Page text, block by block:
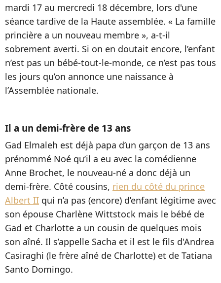
mardi 17 au mercredi 18 décembre, lors d'une
séance tardive de la Haute assemblée. « La famille
princière a un nouveau membre », a-t-il
sobrement averti. Si on en doutait encore, l’enfant
n’est pas un bébé-tout-le-monde, ce n’est pas tous
les jours qu’on annonce une naissance à
l’Assemblée nationale.
Il a un demi-frère de 13 ans
Gad Elmaleh est déjà papa d’un garçon de 13 ans
prénommé Noé qu’il a eu avec la comédienne
Anne Brochet, le nouveau-né a donc déjà un
demi-frère. Côté cousins, rien du côté du prince
Albert II qui n’a pas (encore) d’enfant légitime avec
son épouse Charlène Wittstock mais le bébé de
Gad et Charlotte a un cousin de quelques mois
son aîné. Il s’appelle Sacha et il est le fils d'Andrea
Casiraghi (le frère aîné de Charlotte) et de Tatiana
Santo Domingo.